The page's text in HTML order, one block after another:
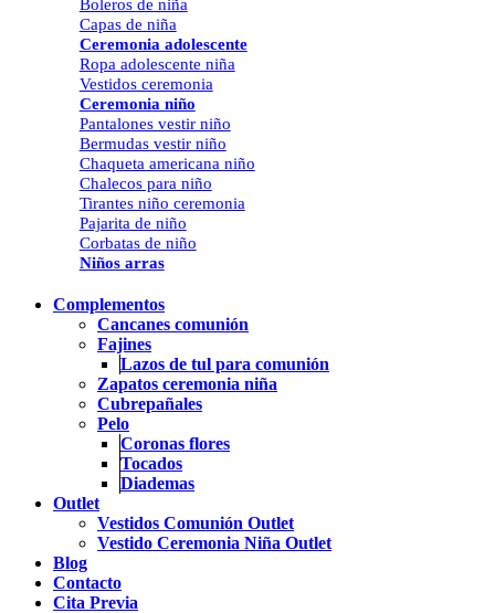
Boleros de niña
Capas de niña
Ceremonia adolescente
Ropa adolescente niña
Vestidos ceremonia
Ceremonia niño
Pantalones vestir niño
Bermudas vestir niño
Chaqueta americana niño
Chalecos para niño
Tirantes niño ceremonia
Pajarita de niño
Corbatas de niño
Niños arras
Complementos
Cancanes comunión
Fajines
Lazos de tul para comunión
Zapatos ceremonia niña
Cubrepañales
Pelo
Coronas flores
Tocados
Diademas
Outlet
Vestidos Comunión Outlet
Vestido Ceremonia Niña Outlet
Blog
Contacto
Cita Previa